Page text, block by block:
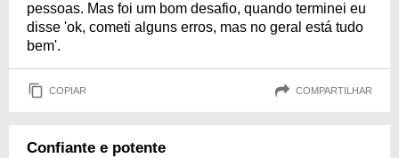
pessoas. Mas foi um bom desafio, quando terminei eu
disse 'ok, cometi alguns erros, mas no geral está tudo
bem'.
COPIAR COMPARTILHAR
Confiante e potente